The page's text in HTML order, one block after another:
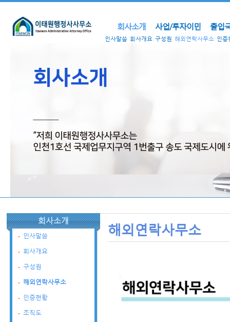
회사소개 사업/투자이민 출입
인사말씀 회사개요 구성원 해외연락사무소 인증
회사소개
인사말씀
회사개요
구성원
해외연락사무소
인증현황
조직도
해외연락사무소